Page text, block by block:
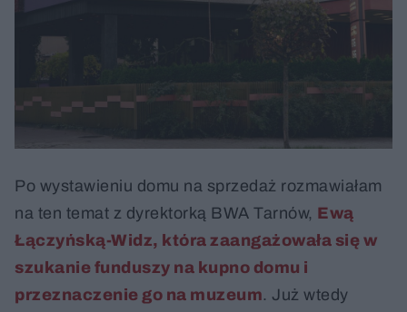
Po wystawieniu domu na sprzedaż rozmawiałam
na ten temat z dyrektorką BWA Tarnów, Ewą
Łączyńską-Widz, która zaangażowała się w
szukanie funduszy na kupno domu i
przeznaczenie go na muzeum. Już wtedy